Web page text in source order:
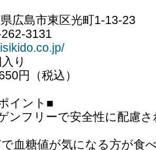
広島市東区光町1-13-23
3131
り
円（税込）
イント■
ンフリーで安全性に配慮
で血糖値が気になる方が食